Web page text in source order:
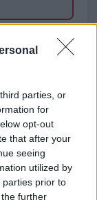
parties, or
for
opt-out
that after your
seeing
utilized by
parties prior to
further
+39